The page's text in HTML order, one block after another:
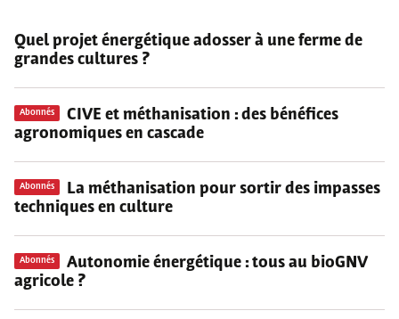
Quel projet énergétique adosser à une ferme de
grandes cultures ?
Abonnés
CIVE et méthanisation : des bénéfices
agronomiques en cascade
Abonnés
La méthanisation pour sortir des impasses
techniques en culture
Abonnés
Autonomie énergétique : tous au bioGNV
agricole ?